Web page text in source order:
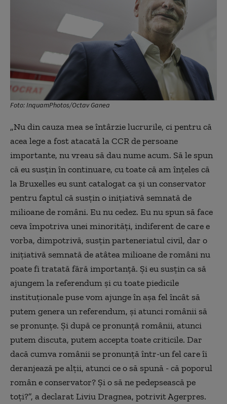
Foto: InquamPhotos/Octav Ganea
„Nu din cauza mea se întârzie lucrurile, ci pentru că
acea lege a fost atacată la CCR de persoane
importante, nu vreau să dau nume acum. Să le spun
că eu susţin în continuare, cu toate că am înţeles că
la Bruxelles eu sunt catalogat ca şi un conservator
pentru faptul că susţin o iniţiativă semnată de
milioane de români. Eu nu cedez. Eu nu spun să face
ceva împotriva unei minorităţi, indiferent de care e
vorba, dimpotrivă, susţin parteneriatul civil, dar o
iniţiativă semnată de atâtea milioane de români nu
poate fi tratată fără importanţă. Şi eu susţin ca să
ajungem la referendum şi cu toate piedicile
instituţionale puse vom ajunge în aşa fel încât să
putem genera un referendum, şi atunci românii să
se pronunţe. Şi după ce pronunţă românii, atunci
putem discuta, putem accepta toate criticile. Dar
dacă cumva românii se pronunţă într-un fel care îi
deranjează pe alţii, atunci ce o să spună - că poporul
român e conservator? Şi o să ne pedepsească pe
toţi?”, a declarat Liviu Dragnea, potrivit Agerpres.